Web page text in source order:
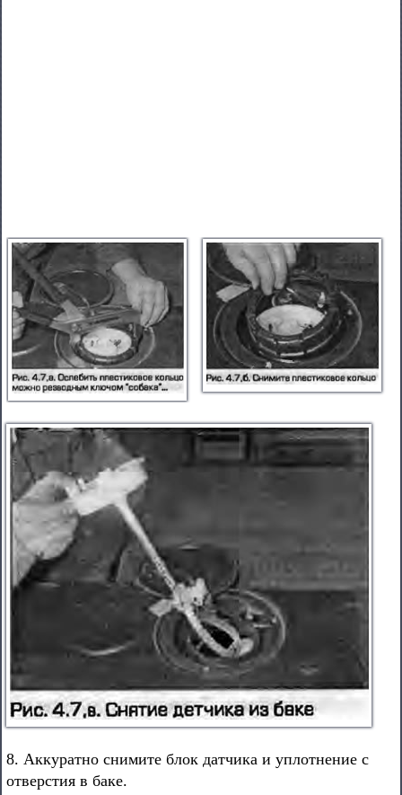
8. Аккуратно снимите блок датчика и уплотнение с
отверстия в баке.